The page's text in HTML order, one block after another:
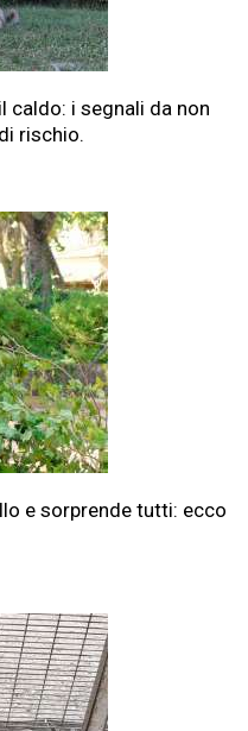
caldo: i segnali da non
rischio.
e sorprende tutti: ecco